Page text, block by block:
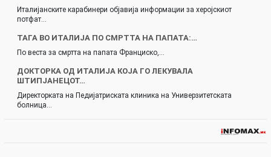
Италијанските карабинери објавија информации за херојскиот
потфат…
ТАГА ВО ИТАЛИЈА ПО СМРТТА НА ПАПАТА:…
По веста за смртта на папата Франциско,…
ДОКТОРКА ОД ИТАЛИЈА КОЈА ГО ЛЕКУВАЛА
ШТИПЈАНЕЦОТ…
Директорката на Педијатриската клиника на Универзитетската
болница…